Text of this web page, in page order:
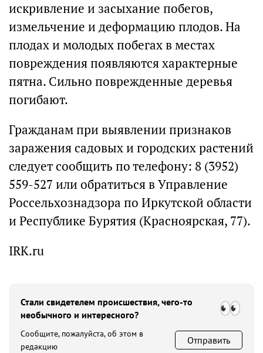
искривление и засыхание побегов,
измельчение и деформацию плодов. На
плодах и молодых побегах в местах
повреждения появляются характерные
пятна. Сильно поврежденные деревья
погибают.
Гражданам при выявлении признаков
заражения садовых и городских растений
следует сообщить по телефону: 8 (3952)
559-527 или обратиться в Управление
Россельхознадзора по Иркутской области
и Республике Бурятия (Красноярская, 77).
IRK.ru
Стали свидетелем происшествия, чего-то
необычного и интересного?
Сообщите, пожалуйста, об этом в
редакцию
Отправить